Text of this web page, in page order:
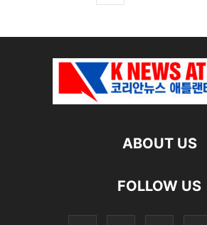
ABOUT US
FOLLOW US